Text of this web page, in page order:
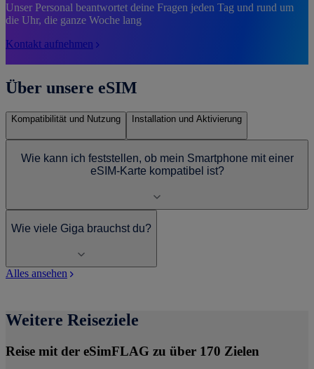
Unser Personal beantwortet deine Fragen jeden Tag und rund um
die Uhr, die ganze Woche lang
Kontakt aufnehmen
Über unsere eSIM
Kompatibilität und Nutzung Installation und Aktivierung
Wie kann ich feststellen, ob mein Smartphone mit einer
eSIM-Karte kompatibel ist?
Wie viele Giga brauchst du?
Alles ansehen
Weitere Reiseziele
Reise mit der eSimFLAG zu über 170 Zielen